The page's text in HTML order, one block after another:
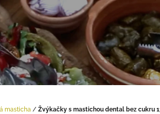
masticha / Žvýkačky s mastichou dental bez cukru